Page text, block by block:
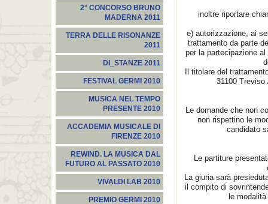
2° CONCORSO BRUNO
MADERNA 2011
TERRA DELLE RISONANZE
2011
DI_STANZE 2011
FESTIVAL GERMI 2010
MUSICA NEL TEMPO
PRESENTE 2010
ACCADEMIA MUSICALE DI
FIRENZE 2010
REWIND. LA MUSICA DAL
FUTURO AL PASSATO 2010
VIVALDI LAB 2010
PREMIO GERMI 2010
inoltre riportare
e) autorizzazione, ai
trattamento da parte
per la partecipazione
Il titolare del
31100
Le domande che non
non rispettino le
candidato
Le partiture
La giuria sarà
il compito di
le